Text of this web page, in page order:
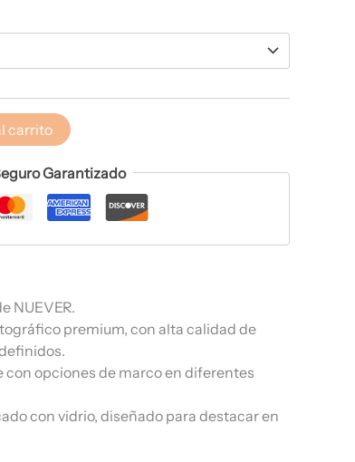
carrito
Garantizado
NUEVER.
premium, con alta calidad de
con opciones de marco en diferentes
con vidrio, diseñado para destacar en